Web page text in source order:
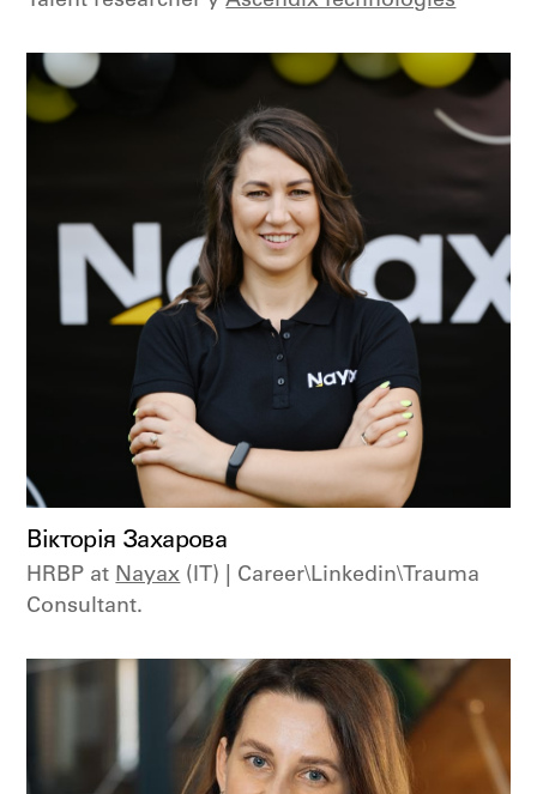
Вікторія Захарова
HRBP at Nayax (IT) | Career\Linkedin\Trauma
Consultant.